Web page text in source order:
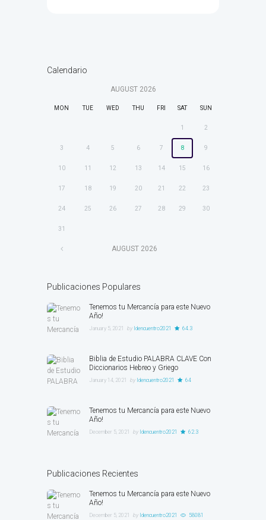
Calendario
AUGUST 2026
MON TUE WED THU FRI SAT SUN
1 2
3 4 5 6 7 8 9
10 11 12 13 14 15 16
17 18 19 20 21 22 23
24 25 26 27 28 29 30
31
AUGUST 2026
Publicaciones Populares
Tenemos tu Mercancía para este Nuevo
Año!
January 5, 2021 by ldencuentro2021 64.3
Biblia de Estudio PALABRA CLAVE Con
Diccionarios Hebreo y Griego
January 14, 2021 by ldencuentro2021 64
Tenemos tu Mercancía para este Nuevo
Año!
December 5, 2021 by ldencuentro2021 62.3
Publicaciones Recientes
Tenemos tu Mercancía para este Nuevo
Año!
December 5, 2021 by ldencuentro2021 58081